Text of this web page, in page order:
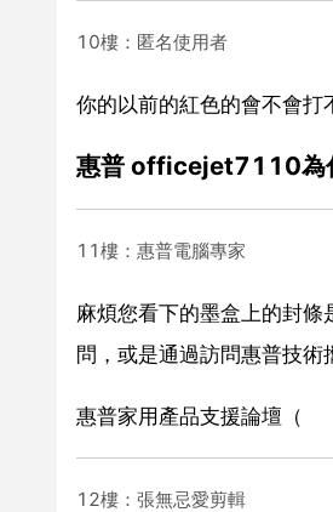
10樓：匿名使用者
你的以前的紅色的會不會打
惠普 officejet7110為
11樓：惠普電腦專家
麻煩您看下的墨盒上的封
問，或是通過訪問惠普技術
惠普家用產品支援論壇（
12樓：張無忌愛剪輯